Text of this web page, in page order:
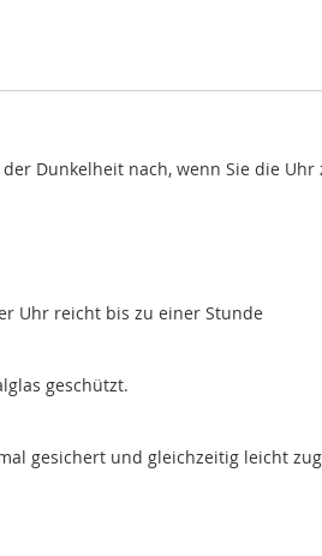
Dunkelheit nach, wenn Sie die
Uhr reicht bis zu einer Stunde
geschützt.
gesichert und gleichzeitig leicht